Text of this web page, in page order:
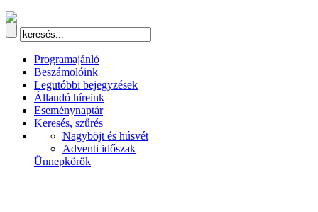
Programajánló
Beszámolóink
Legutóbbi bejegyzések
Állandó híreink
Eseménynaptár
Keresés, szűrés
Nagyböjt és húsvét
Adventi időszak
Ünnepkörök